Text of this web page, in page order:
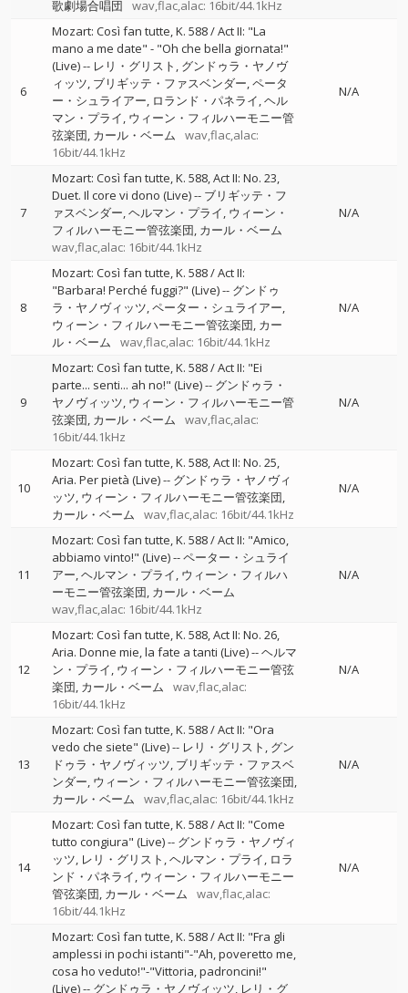
歌劇場合唱団
wav,flac,alac: 16bit/44.1kHz
6
Mozart: Così fan tutte, K. 588 / Act II: "La
mano a me date" - "Oh che bella giornata!"
(Live)-- レリ・グリスト グンドゥラ・ヤノヴ
ィッツ ブリギッテ・ファスベンダー ペータ
ー・シュライアー ロランド・パネライ ヘル
マン・プライ ウィーン・フィルハーモニー管
弦楽団 カール・ベーム
wav,flac,alac:
16bit/44.1kHz
N/A
7
Mozart: Così fan tutte, K. 588, Act II: No. 23,
Duet. Il core vi dono (Live)-- ブリギッテ・フ
ァスベンダー ヘルマン・プライ ウィーン・
フィルハーモニー管弦楽団 カール・ベーム
wav,flac,alac: 16bit/44.1kHz
N/A
8
Mozart: Così fan tutte, K. 588 / Act II:
"Barbara! Perché fuggi?" (Live)-- グンドゥ
ラ・ヤノヴィッツ ペーター・シュライアー
ウィーン・フィルハーモニー管弦楽団 カー
ル・ベーム
wav,flac,alac: 16bit/44.1kHz
N/A
9
Mozart: Così fan tutte, K. 588 / Act II: "Ei
parte... senti... ah no!" (Live)-- グンドゥラ・
ヤノヴィッツ ウィーン・フィルハーモニー管
弦楽団 カール・ベーム
wav,flac,alac:
16bit/44.1kHz
N/A
10
Mozart: Così fan tutte, K. 588, Act II: No. 25,
Aria. Per pietà (Live)-- グンドゥラ・ヤノヴィ
ッツ ウィーン・フィルハーモニー管弦楽団
カール・ベーム
wav,flac,alac: 16bit/44.1kHz
N/A
11
Mozart: Così fan tutte, K. 588 / Act II: "Amico,
abbiamo vinto!" (Live)--ペーター・シュライ
アー ヘルマン・プライ ウィーン・フィルハ
ーモニー管弦楽団 カール・ベーム
wav,flac,alac: 16bit/44.1kHz
N/A
12
Mozart: Così fan tutte, K. 588, Act II: No. 26,
Aria. Donne mie, la fate a tanti (Live)--ヘルマ
ン・プライ ウィーン・フィルハーモニー管弦
楽団 カール・ベーム
wav,flac,alac:
16bit/44.1kHz
N/A
13
Mozart: Così fan tutte, K. 588 / Act II: "Ora
vedo che siete" (Live)-- レリ・グリスト グン
ドゥラ・ヤノヴィッツ ブリギッテ・ファスベ
ンダー ウィーン・フィルハーモニー管弦楽団
カール・ベーム
wav,flac,alac: 16bit/44.1kHz
N/A
14
Mozart: Così fan tutte, K. 588 / Act II: "Come
tutto congiura" (Live)-- グンドゥラ・ヤノヴィ
ッツ レリ・グリスト ヘルマン・プライ ロラ
ンド・パネライ ウィーン・フィルハーモニー
管弦楽団 カール・ベーム
wav,flac,alac:
16bit/44.1kHz
N/A
Mozart: Così fan tutte, K. 588 / Act II: "Fra gli
amplessi in pochi istanti"-"Ah, poveretto me,
cosa ho veduto!"-"Vittoria, padroncini!"
(Live)-- グンドゥラ・ヤノヴィッツ レリ・グ